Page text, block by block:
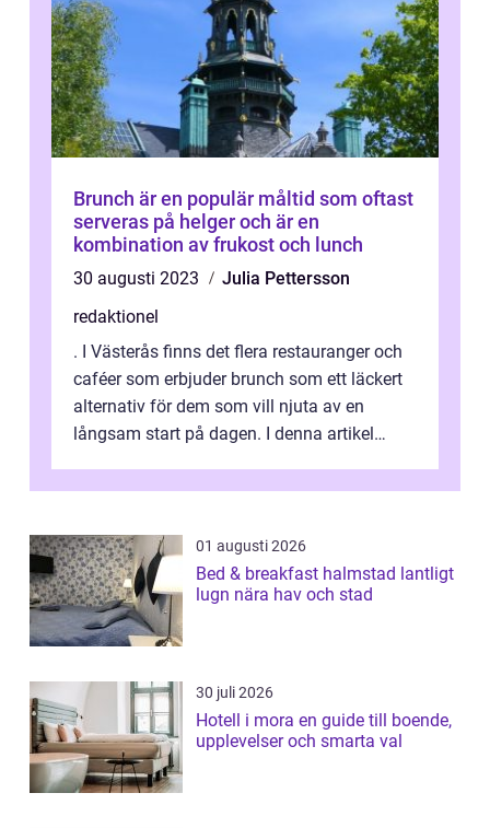
Brunch är en populär måltid som oftast
serveras på helger och är en
kombination av frukost och lunch
30 augusti 2023
Julia Pettersson
redaktionel
. I Västerås finns det flera restauranger och
caféer som erbjuder brunch som ett läckert
alternativ för dem som vill njuta av en
långsam start på dagen. I denna artikel
01 augusti 2026
Bed & breakfast halmstad lantligt
lugn nära hav och stad
30 juli 2026
Hotell i mora en guide till boende,
upplevelser och smarta val